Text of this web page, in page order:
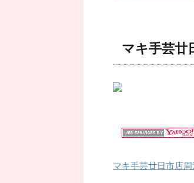
マキ手芸廿
マキ手芸廿日市店